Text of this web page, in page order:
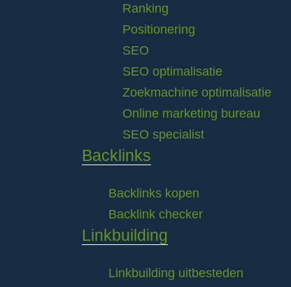
Ranking
Positionering
SEO
SEO optimalisatie
Zoekmachine optimalisatie
Online marketing bureau
SEO specialist
Backlinks
Backlinks kopen
Backlink checker
Linkbuilding
Linkbuilding uitbesteden